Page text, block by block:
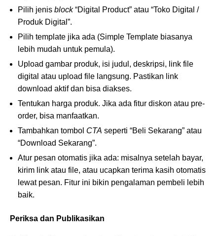
Pilih jenis block“Digital Product” atau “Toko Digital /
Produk Digital”.
Pilih template jika ada (Simple Template biasanya
lebih mudah untuk pemula).
Upload gambar produk, isi judul, deskripsi, link file
digital atau upload file langsung. Pastikan link
download aktif dan bisa diakses.
Tentukan harga produk. Jika ada fitur diskon atau pre-
order, bisa manfaatkan.
Tambahkan tombol CTA seperti “Beli Sekarang” atau
“Download Sekarang”.
Atur pesan otomatis jika ada: misalnya setelah bayar,
kirim link atau file, atau ucapkan terima kasih otomatis
lewat pesan. Fitur ini bikin pengalaman pembeli lebih
baik.
Periksa dan Publikasikan